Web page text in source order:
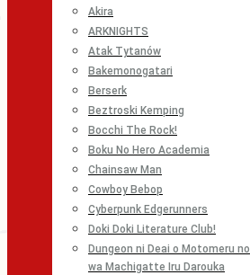
Akira
ARKNIGHTS
Atak Tytanów
Bakemonogatari
Berserk
Beztroski Kemping
Bocchi The Rock!
Boku No Hero Academia
Chainsaw Man
Cowboy Bebop
Cyberpunk Edgerunners
Doki Doki Literature Club!
Dungeon ni Deai o Motomeru no
wa Machigatte Iru Darouka